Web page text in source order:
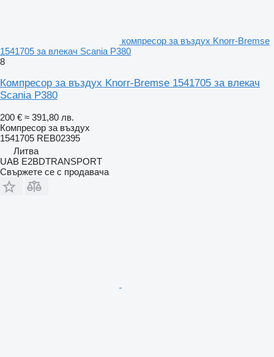
компресор за въздух Knorr-Bremse
1541705 за влекач Scania P380
8
Компресор за въздух Knorr-Bremse 1541705 за влекач
Scania P380
200 € ≈ 391,80 лв.
Компресор за въздух
1541705 REB02395
Литва
UAB E2BDTRANSPORT
Свържете се с продавача